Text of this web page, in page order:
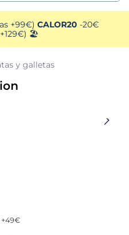
+99€) CALOR20 -20€
🏖️
y galletas
+49€